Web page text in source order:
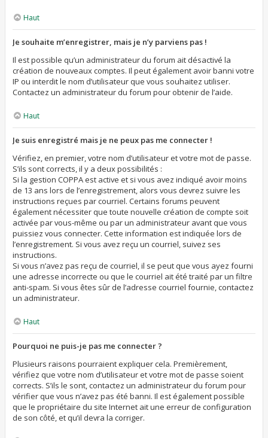
Haut
Je souhaite m’enregistrer, mais je n’y parviens pas !
Il est possible qu’un administrateur du forum ait désactivé la
création de nouveaux comptes. Il peut également avoir banni votre
IP ou interdit le nom d’utilisateur que vous souhaitez utiliser.
Contactez un administrateur du forum pour obtenir de l’aide.
Haut
Je suis enregistré mais je ne peux pas me connecter !
Vérifiez, en premier, votre nom d’utilisateur et votre mot de passe.
S’ils sont corrects, il y a deux possibilités :
Si la gestion COPPA est active et si vous avez indiqué avoir moins
de 13 ans lors de l’enregistrement, alors vous devrez suivre les
instructions reçues par courriel. Certains forums peuvent
également nécessiter que toute nouvelle création de compte soit
activée par vous-même ou par un administrateur avant que vous
puissiez vous connecter. Cette information est indiquée lors de
l’enregistrement. Si vous avez reçu un courriel, suivez ses
instructions.
Si vous n’avez pas reçu de courriel, il se peut que vous ayez fourni
une adresse incorrecte ou que le courriel ait été traité par un filtre
anti-spam. Si vous êtes sûr de l’adresse courriel fournie, contactez
un administrateur.
Haut
Pourquoi ne puis-je pas me connecter ?
Plusieurs raisons pourraient expliquer cela. Premièrement,
vérifiez que votre nom d’utilisateur et votre mot de passe soient
corrects. S’ils le sont, contactez un administrateur du forum pour
vérifier que vous n’avez pas été banni. Il est également possible
que le propriétaire du site Internet ait une erreur de configuration
de son côté, et qu’il devra la corriger.